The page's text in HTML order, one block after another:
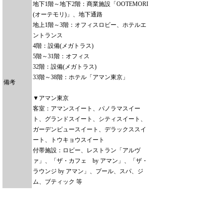
備考
地下1階～地下2階：商業施設「OOTEMORI
(オーテモリ)」、地下通路
地上1階～3階：オフィスロビー、ホテルエ
ントランス
4階：設備(メガトラス)
5階～31階：オフィス
32階：設備(メガトラス)
33階～38階：ホテル「アマン東京」
▼アマン東京
客室：アマンスイート、パノラマスイー
ト、グランドスイート、シティスイート、
ガーデンビュースイート、デラックススイ
ート、トウキョウスイート
付帯施設：ロビー、レストラン「アルヴ
ァ」、「ザ・カフェ by アマン」、「ザ・
ラウンジ by アマン」、プール、スパ、ジ
ム、ブティック 等